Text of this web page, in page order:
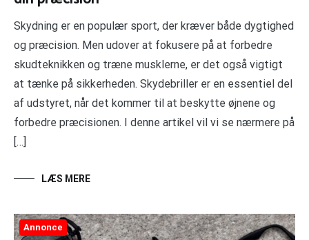
Skydning er en populær sport, der kræver både dygtighed
og præcision. Men udover at fokusere på at forbedre
skudteknikken og træne musklerne, er det også vigtigt
at tænke på sikkerheden. Skydebriller er en essentiel del
af udstyret, når det kommer til at beskytte øjnene og
forbedre præcisionen. I denne artikel vil vi se nærmere på
[…]
LÆS MERE
Annonce